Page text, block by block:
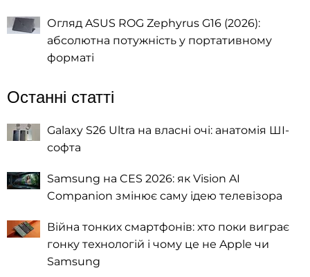
Огляд ASUS ROG Zephyrus G16 (2026):
абсолютна потужність у портативному
форматі
Останні статті
Galaxy S26 Ultra на власні очі: анатомія ШІ-
софта
Samsung на CES 2026: як Vision AI
Companion змінює саму ідею телевізора
Війна тонких смартфонів: хто поки виграє
гонку технологій і чому це не Apple чи
Samsung